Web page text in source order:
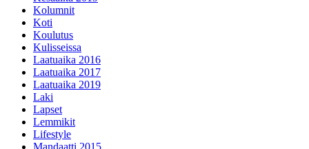
Kolumnit
Koti
Koulutus
Kulisseissa
Laatuaika 2016
Laatuaika 2017
Laatuaika 2019
Laki
Lapset
Lemmikit
Lifestyle
Mandaatti 2015